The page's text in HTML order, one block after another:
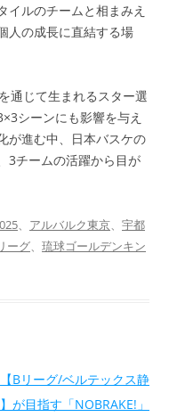
イルのチームと相まみえ
人の成長に直結する場
通じて生まれるスター選
シーンにも影響を与え
が進む中、日本バスケの
3チームの活躍から目が
、 アルバルク東京、 宇都
ーグ、 琉球ゴールデンキン
【Bリーグ/ベルテックス静
が目指す「NOBRAKE!」